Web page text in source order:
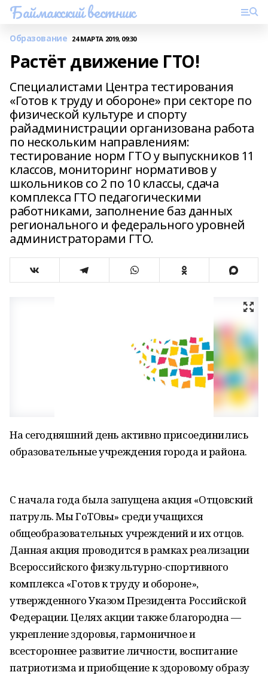
Баймакский вестник
Образование 24 МАРТА 2019, 09:30
Растёт движение ГТО!
Специалистами Центра тестирования
«Готов к труду и обороне» при секторе по
физической культуре и спорту
райадминистрации организована работа
по нескольким направлениям:
тестирование норм ГТО у выпускников 11
классов, мониторинг нормативов у
школьников со 2 по 10 классы, сдача
комплекса ГТО педагогическими
работниками, заполнение баз данных
регионального и федерального уровней
администраторами ГТО.
На сегодняшний день активно присоединились
образовательные учреждения города и района.
С начала года была запущена акция «Отцовский
патруль. Мы ГоТОвы» среди учащихся
общеобразовательных учреждений и их отцов.
Данная акция проводится в рамках реализации
Всероссийского физкультурно-спортивного
комплекса «Готов к труду и обороне»,
утвержденного Указом Президента Российской
Федерации. Целях акции также благородна —
укрепление здоровья, гармоничное и
всестороннее развитие личности, воспитание
патриотизма и приобщение к здоровому образу